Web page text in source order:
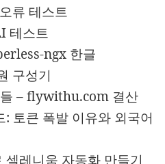
류 테스트
테스트
ngx 한글
구성기
– flywithu.com 결산
토큰 폭발 이유와 외국어
레니움 자동화 만들기